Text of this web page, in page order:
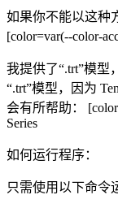
如果你不能以这种
[color=var(--color-
我提供了“.trt”模型
“.trt”模型，因为
会有所帮助：
Series
如何运行程序：
只需使用以下命令